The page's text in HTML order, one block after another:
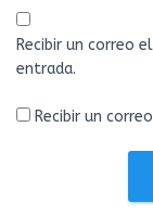
Recibir un correo
entrada.
Recibir un